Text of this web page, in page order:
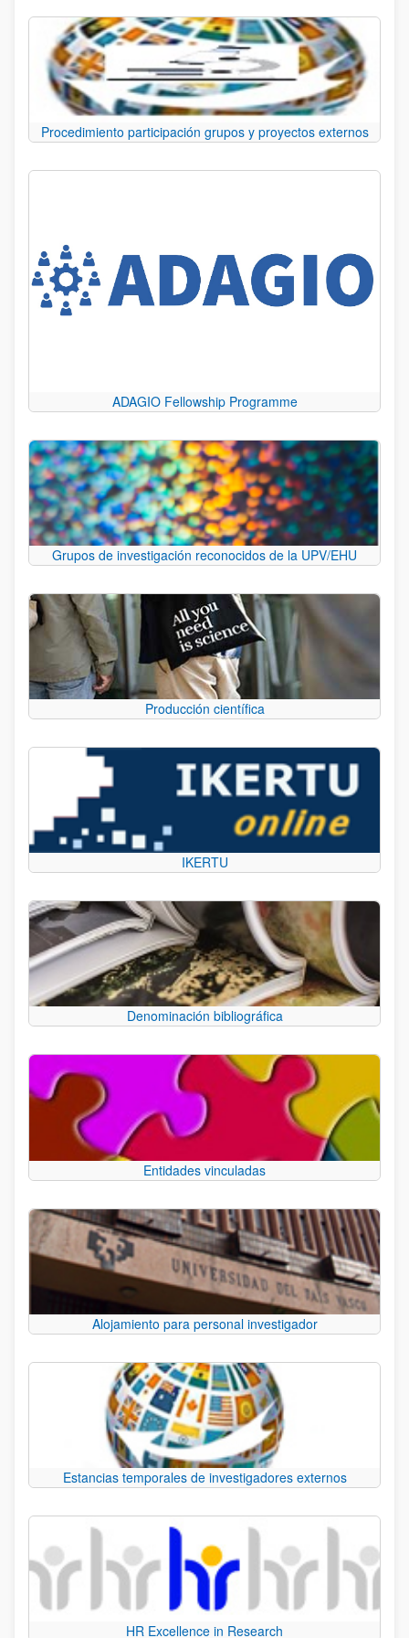
Procedimiento participación grupos y proyectos externos
ADAGIO Fellowship Programme
Grupos de investigación reconocidos de la UPV/EHU
Producción científica
IKERTU
Denominación bibliográfica
Entidades vinculadas
Alojamiento para personal investigador
Estancias temporales de investigadores externos
HR Excellence in Research